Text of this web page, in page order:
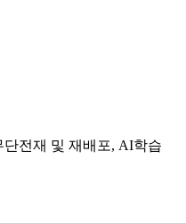
전재 및 재배포, AI학습